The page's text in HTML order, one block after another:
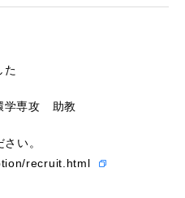
た
学専攻 助教
い。
recruit.html